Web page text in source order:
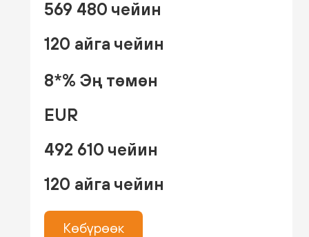
569 480 чейин
120 айга чейин
8*% Эң төмөн
EUR
492 610 чейин
120 айга чейин
Көбүрөөк